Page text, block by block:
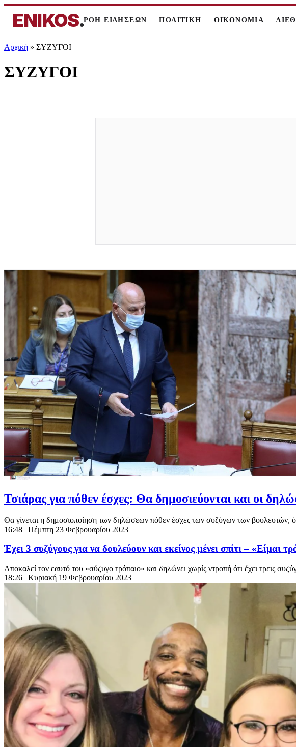
ENIKOS.ΡΟΗ ΕΙΔΗΣΕΩΝ ΠΟΛΙΤΙΚΗ ΟΙΚΟΝΟΜΙΑ
Αρχική » ΣΥΖΥΓΟΙ
ΣΥΖΥΓΟΙ
Τσιάρας για πόθεν έσχες: Θα δημοσιεύονται και οι
Θα γίνεται η δημοσιοποίηση των δηλώσεων πόθεν έσχες των συζύγων των βουλευτών,
16:48 | Πέμπτη 23 Φεβρουαρίου 2023
Έχει 3 συζύγους για να δουλεύουν και εκείνος μένει σπίτι – «Είμαι
Αποκαλεί τον εαυτό του «σύζυγο τρόπαιο» και δηλώνει χωρίς ντροπή ότι έχει τρεις
18:26 | Κυριακή 19 Φεβρουαρίου 2023